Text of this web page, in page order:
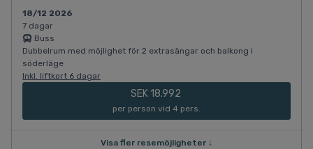
18/12 2026
7 dagar
Buss
Dubbelrum med möjlighet för 2 extrasängar och balkong i
söderläge
Inkl. liftkort 6 dagar
SEK 18.992
per person vid 4 pers.
Visa fler resemöjligheter ↓